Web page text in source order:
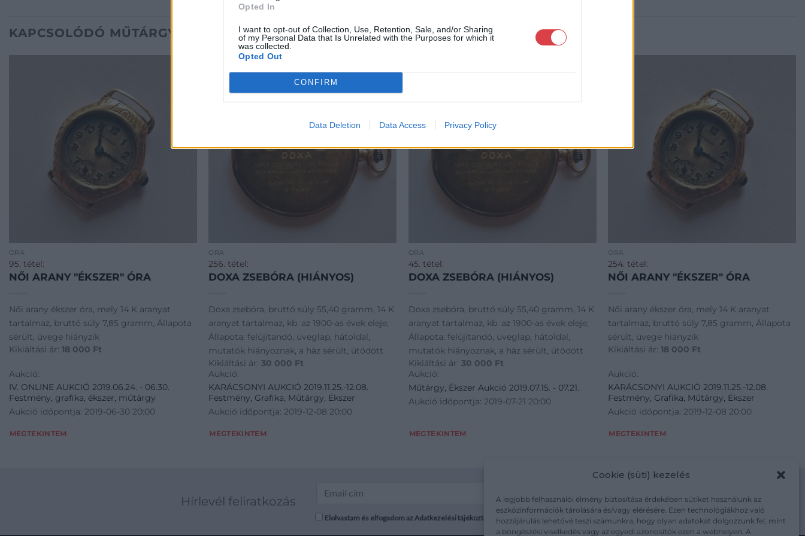
Opted In
I want to opt-out of Collection, Use, Retention, Sale, and/or Sharing
of my Personal Data that Is Unrelated with the Purposes for which it
was collected.
Opted Out
CONFIRM
Data Deletion Data Access Privacy Policy
Cookie (süti) kezelés
A legjobb felhasználói élmény biztosítása érdekében sütiket használunk az
eszközinformációk tárolására és/vagy elérésére. Ezen technológiákhoz való
hozzájárulás lehetővé teszi számunkra, hogy olyan adatokat dolgozzunk fel, mint
a böngészési viselkedés vagy az egyedi azonosítók ezen a webhelyen. A
KAPCSOLÓDÓ MŰTÁRGYAK
ÓRA
95. tétel:
NŐI ARANY "ÉKSZER" ÓRA
Női arany ékszer óra, mely 14 K aranyat
tartalmaz, bruttó súly 7,85 gramm, Állapota
sérült, üvege hiányzik
Kikiáltási ár: 18 000 Ft
Aukció:
IV. ONLINE AUKCIÓ 2019.06.24. - 06.30.
Festmény, grafika, ékszer, műtárgy
Aukció időpontja: 2019-06-30 20:00
MEGTEKINTEM
ÓRA
256. tétel:
DOXA ZSEBÓRA (HIÁNYOS)
Doxa zsebóra, bruttó súly 55,40 gramm, 14 K
aranyat tartalmaz, kb. az 1900-as évek eleje,
Állapota: felújítandó, üveglap, hátoldal,
mutatók hiányoznak, a ház sérült, ütődött
Kikiáltási ár:30 000 Ft
Aukció:
KARÁCSONYI AUKCIÓ 2019.11.25.-12.08.
Festmény, Grafika, Műtárgy, Ékszer
Aukció időpontja: 2019-12-08 20:00
MEGTEKINTEM
ÓRA
45. tétel:
DOXA ZSEBÓRA (HIÁNYOS)
Doxa zsebóra, bruttó súly 55,40 gramm, 14 K
aranyat tartalmaz, kb. az 1900-as évek eleje,
Állapota: felújítandó, üveglap, hátoldal,
mutatók hiányoznak, a ház sérült, ütődött
Kikiáltási ár: 30 000 Ft
Aukció:
Műtárgy, Ékszer Aukció 2019.07.15. - 07.21.
Aukció időpontja: 2019-07-21 20:00
MEGTEKINTEM
ÓRA
254. tétel:
NŐI ARANY "ÉKSZER" ÓRA
Női arany ékszer óra, mely 14 K aranyat
tartalmaz, bruttó súly 7,85 gramm, Állapota
sérült, üvege hiányzik
Kikiáltási ár:18 000 Ft
Aukció:
KARÁCSONYI AUKCIÓ 2019.11.25.-12.08.
Festmény, Grafika, Műtárgy, Ékszer
Aukció időpontja: 2019-12-08 20:00
MEGTEKINTEM
Hírlevél feliratkozás
Elolvastam és elfogadom az Adatkezelési tájékoztatót: mutargy.com/adatkezelesi-tajekoztato/